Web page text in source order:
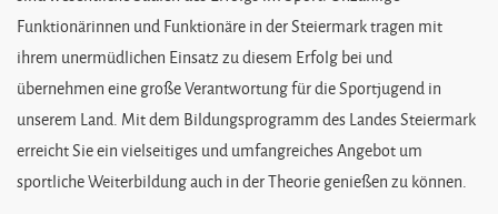
Funktionärinnen und Funktionäre in der Steiermark tragen mit
ihrem unermüdlichen Einsatz zu diesem Erfolg bei und
übernehmen eine große Verantwortung für die Sportjugend in
unserem Land. Mit dem Bildungsprogramm des Landes Steiermark
erreicht Sie ein vielseitiges und umfangreiches Angebot um
sportliche Weiterbildung auch in der Theorie genießen zu können.